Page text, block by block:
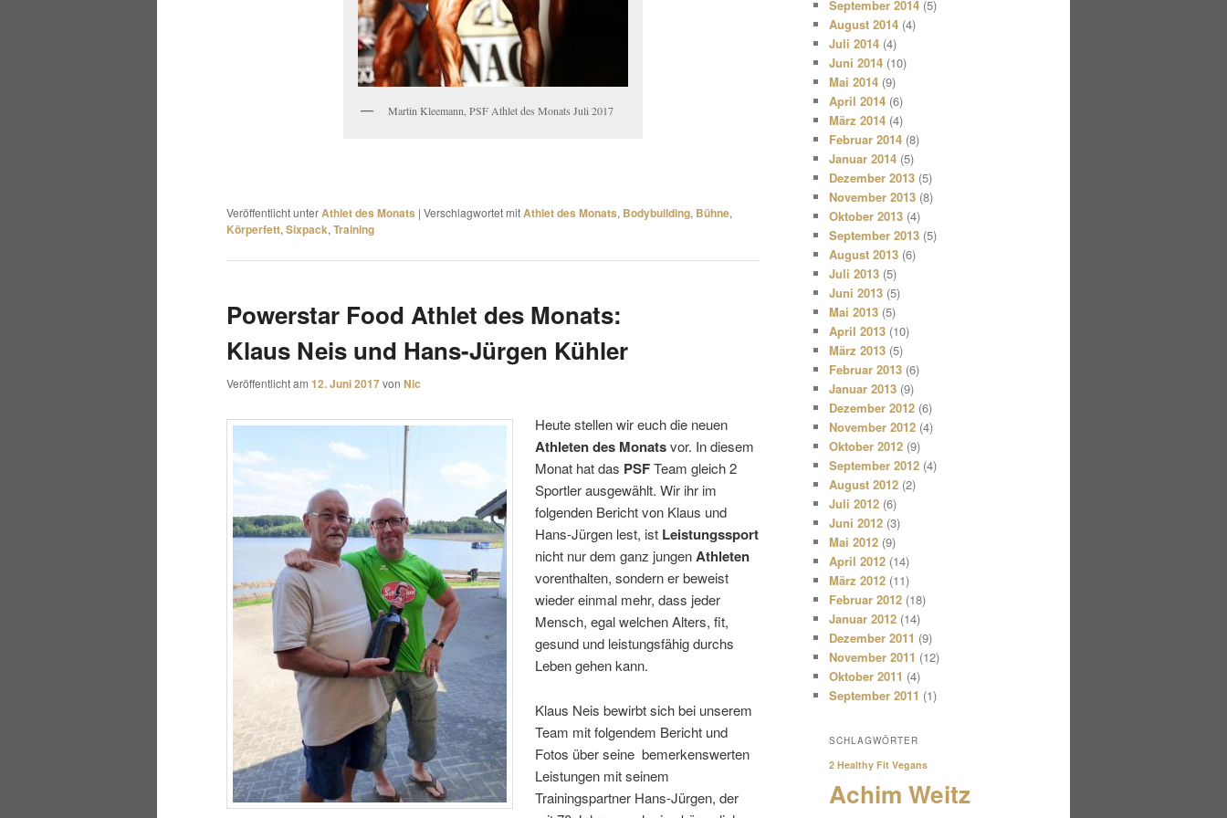
Martin Kleemann, PSF Athlet des Monats Juli 2017
Veröffentlicht unterAthlet des Monats | Verschlagwortet mitAthlet des Monats, Bodybuilding, Bühne,
Körperfett,Sixpack,Training
Powerstar Food Athlet des Monats:
Klaus Neis und Hans-Jürgen Kühler
Veröffentlicht am 12. Juni 2017von Nic
Heute stellen wir euch die neuen
Athleten des Monatsvor. In diesem
Monat hat das PSFTeam gleich 2
Sportler ausgewählt. Wir ihr im
folgenden Bericht von Klaus und
Hans-Jürgen lest, ist Leistungssport
nicht nur dem ganz jungenAthleten
vorenthalten, sondern er beweist
wieder einmal mehr, dass jeder
Mensch, egal welchen Alters, fit,
gesund und leistungsfähig durchs
Leben gehen kann.
Klaus Neis bewirbt sich bei unserem
Team mit folgendem Bericht und
Fotos über seine bemerkenswerten
Leistungen mit seinem
Trainingspartner Hans-Jürgen, der
September 2014 (5)
August 2014 (4)
Juli 2014 (4)
Juni 2014 (10)
Mai 2014 (9)
April 2014 (6)
März 2014 (4)
Februar 2014 (8)
Januar 2014 (5)
Dezember 2013 (5)
November 2013 (8)
Oktober 2013 (4)
September 2013 (5)
August 2013 (6)
Juli 2013 (5)
Juni 2013 (5)
Mai 2013 (5)
April 2013 (10)
März 2013 (5)
Februar 2013 (6)
Januar 2013 (9)
Dezember 2012 (6)
November 2012 (4)
Oktober 2012 (9)
September 2012 (4)
August 2012 (2)
Juli 2012 (6)
Juni 2012 (3)
Mai 2012 (9)
April 2012 (14)
März 2012 (11)
Februar 2012 (18)
Januar 2012 (14)
Dezember 2011 (9)
November 2011 (12)
Oktober 2011 (4)
September 2011 (1)
SCHLAGWÖRTER
2 Healthy Fit Vegans
Achim Weitz